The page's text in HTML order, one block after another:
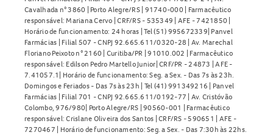
Cavalhada n° 3860 | Porto Alegre/RS | 91740-000 | Farmacêutico
responsável: Mariana Cervo | CRF/RS - 535349 | AFE - 7421850 |
Horário de funcionamento: 24 horas | Tel (51) 995672339| Panvel
Farmácias | Filial 507 - CNPJ 92.665.611/0320-28 | Av. Marechal
Floriano Peixoto n° 2160 | Curitiba/PR | 91010.002 | Farmacêutico
responsável: Edilson Pedro Martello Junior| CRF/PR - 24873 | AFE -
7.41057.1| Horário de funcionamento: Seg. a Sex. - Das 7s às 23h.
Domingos e Feriados - Das 7s às 23h | Tel (41) 991349216 | Panvel
Farmácias | Filial 701 - CNPJ 92.665.611/0192-77 | Av. Cristóvão
Colombo, 976/980| Porto Alegre/RS | 90560-001 | Farmacêutico
responsável: Crislane Oliveira dos Santos | CRF/RS - 590651 | AFE -
7270467 | Horário de funcionamento: Seg. a Sex. - Das 7:30h às 22hs.